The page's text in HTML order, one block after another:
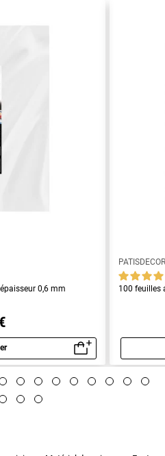
0,6 mm
rapide
100 feuilles